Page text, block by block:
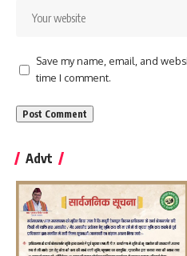
Save my name, email, and
time I comment.
Advt